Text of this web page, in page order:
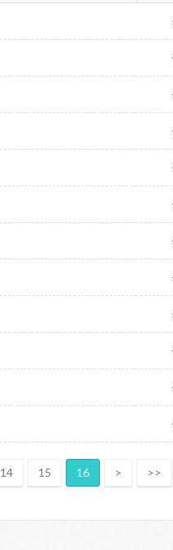
14 15 16 > >>